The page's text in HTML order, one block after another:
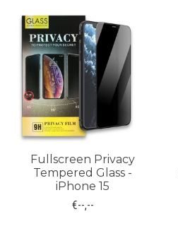
Items van productcarrousel
Fullscreen Privacy
Tempered Glass -
iPhone 15
€--,--